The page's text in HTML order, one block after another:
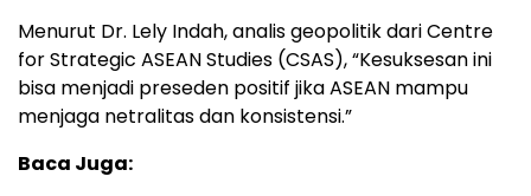
Menurut Dr. Lely Indah, analis geopolitik dari Centre
for Strategic ASEAN Studies (CSAS), “Kesuksesan ini
bisa menjadi preseden positif jika ASEAN mampu
menjaga netralitas dan konsistensi.”
Baca Juga: